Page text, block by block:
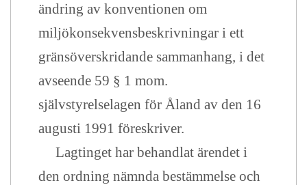
ändring av konventionen om
miljökonsekvensbeskrivningar i ett
gränsöverskridande sammanhang, i det
avseende 59 § 1 mom.
självstyrelselagen för Åland av den 16
augusti 1991 föreskriver.
Lagtinget har behandlat ärendet i
den ordning nämnda bestämmelse och